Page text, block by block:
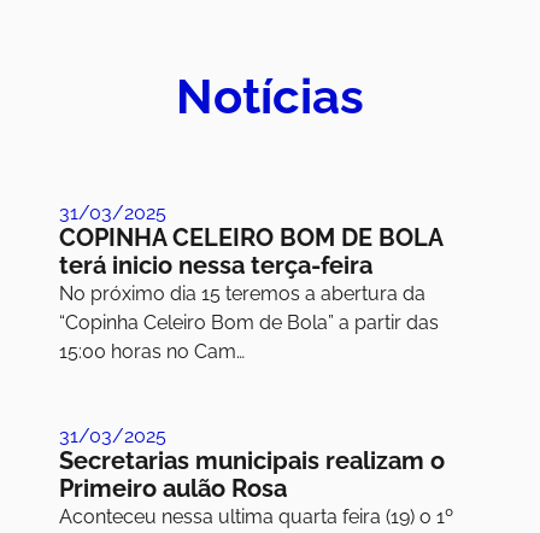
Notícias
31/03/2025
COPINHA CELEIRO BOM DE BOLA
terá inicio nessa terça-feira
No próximo dia 15 teremos a abertura da
“Copinha Celeiro Bom de Bola” a partir das
15:00 horas no Cam…
31/03/2025
Secretarias municipais realizam o
Primeiro aulão Rosa
Aconteceu nessa ultima quarta feira (19) o 1º